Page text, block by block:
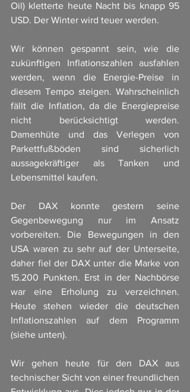
Oil) kletterte heute Nacht bis knapp 95
USD. Der Winter wird teuer werden.
Wir können gespannt sein, wie die
zukünftigen Inflationszahlen ausfahlen
werden, wenn die Energie-Preise in
diesem Tempo steigen. Wahrscheinlich
fällt die Inflation, da die Energiepreise
nicht berücksichtigt werden.
Damenhüte und das Verlegen von
Parkettfußböden sind sicherlich
aussagekräftiger als Tanken und
Lebensmittel kaufen.
Der DAX konnte gestern seine
Gegenbewegung nur im Ansatz
vorbereiten. Die Bewegungen in den
USA waren zu sehr auf der Unterseite,
daher fiel der DAX unter die Marke von
15.200 Punkten. Erst in der Nachbörse
war eine Erholung zu verzeichnen.
Heute stehen wieder die deutschen
Inflationszahlen auf dem Programm
(siehe unten).
Wir gehen heute für den DAX aus
technischer Sicht von einer freundlichen